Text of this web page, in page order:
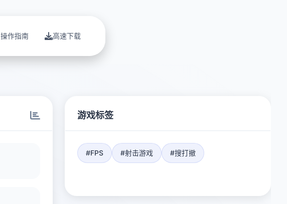
操作指南 高速下载
游戏标签
#FPS #射击游戏 #搜打撤